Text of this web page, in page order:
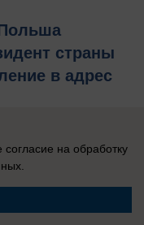
страны
в адрес
когнитивные
на обработку